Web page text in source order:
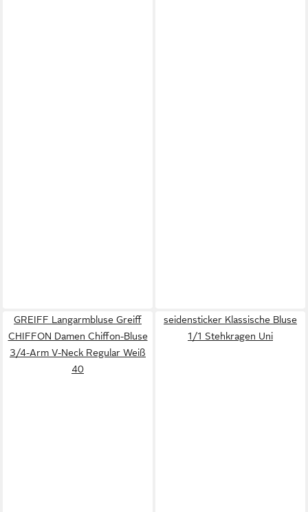
GREIFF Langarmbluse Greiff
CHIFFON Damen Chiffon-Bluse
3/4-Arm V-Neck Regular Weiß
40
seidensticker Klassische Bluse
1/1 Stehkragen Uni